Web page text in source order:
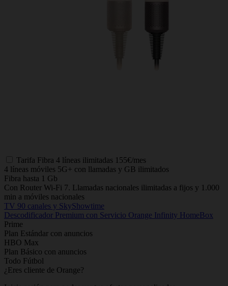
Tarifa Fibra 4 líneas ilimitadas 155€/mes
4 líneas móviles 5G+ con llamadas y GB ilimitados
Fibra hasta 1 Gb
Con Router Wi-Fi 7. Llamadas nacionales ilimitadas a fijos y 1.000
min a móviles nacionales
TV 90 canales y SkyShowtime
Descodificador Premium con Servicio Orange Infinity HomeBox
Prime
Plan Estándar con anuncios
HBO Max
Plan Básico con anuncios
Todo Fútbol
¿Eres cliente de Orange?